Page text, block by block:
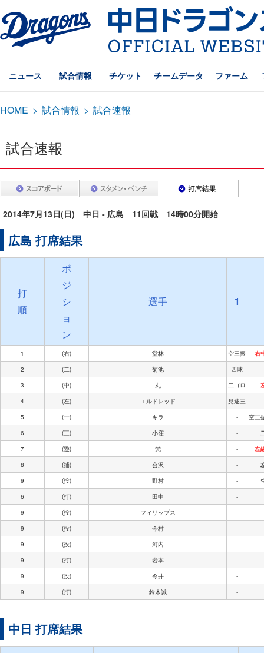
ニュース 試合情報 チケット チームデータ ファーム
HOME > 試合情報 > 試合速報
試合速報
2014年7月13日(日) 中日 - 広島 11回戦 14時00分開始
広島 打席結果
打
順
ポ
ジ
シ
ョ
ン
選手 1
1 (右) 堂林 空三振
右
2
(二) 菊池 四球
3
(中) 丸 二ゴロ
4
(左) エルドレッド 見逃三
5
(一) キラ -
空三
6
(三) 小窪 -
7
(遊) 梵 -
左
8
(捕) 会沢 -
9
(投) 野村 -
6
(打) 田中
-
9
(投) フィリップス
-
9
(投) 今村
-
9
(投) 河内
-
9
(打) 岩本
-
9
(投) 今井
-
9
(打) 鈴木誠 -
中日 打席結果